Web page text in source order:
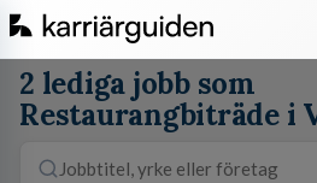
2 lediga jobb som
Restaurangbiträde i